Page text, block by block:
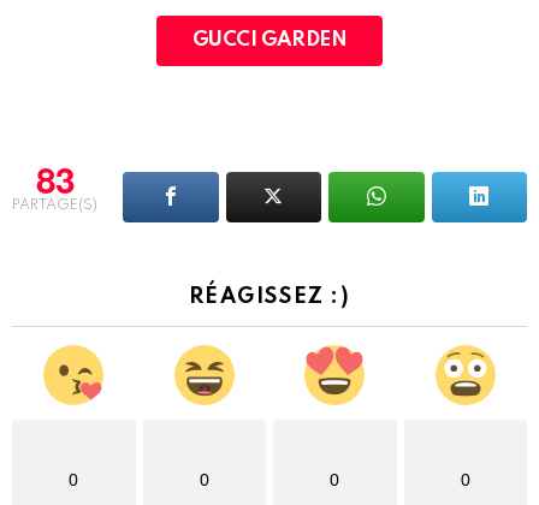
GUCCI GARDEN
83
PARTAGE(S)
RÉAGISSEZ :)
0 0 0 0